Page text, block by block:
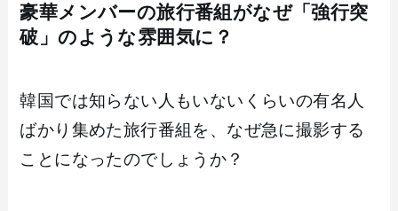
豪華メンバーの旅行番組がなぜ「強行突
破」のような雰囲気に？
韓国では知らない人もいないくらいの有名人
ばかり集めた旅行番組を、なぜ急に撮影する
ことになったのでしょうか？